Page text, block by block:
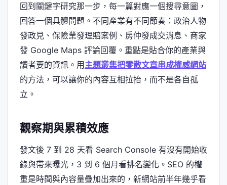
回到關鍵字研究那一步，每一篇對應一個搜尋意圖，
回答一個具體問題。不同產業有不同節奏：政治人物
發政見、保險業發理賠案例、房仲發成交消息、商家
發 Google Maps 評論回覆。重點是貼合你的產業與
讀者要的資訊。用主題叢集把零散文章串成權威網站
的方法，可以讓你的內容互相拉抬，而不是各自孤
立。
觀察期與累積效應
發文後 7 到 28 天看 Search Console 有沒有開始收
錄與帶來曝光，3 到 6 個月看排名變化。SEO 的權
重是時間與內容量疊加出來的，新網站前半年幾乎看